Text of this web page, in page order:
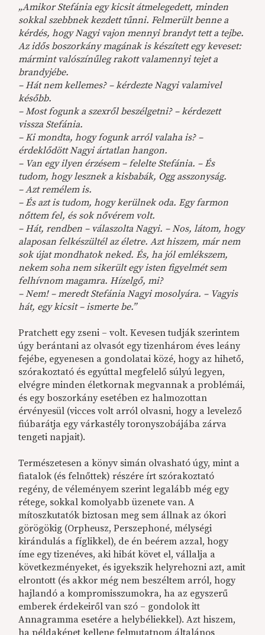
„Amikor Stefánia egy kicsit átmelegedett, minden
sokkal szebbnek kezdett tűnni. Felmerült benne a
kérdés, hogy Nagyi vajon mennyi brandyt tett a tejbe.
Az idős boszorkány magának is készített egy keveset:
mármint valószínűleg rakott valamennyi tejet a
brandyjébe.
– Hát nem kellemes? – kérdezte Nagyi valamivel
később.
– Most fogunk a szexről beszélgetni? – kérdezett
vissza Stefánia.
– Ki mondta, hogy fogunk arról valaha is? –
érdeklődött Nagyi ártatlan hangon.
– Van egy ilyen érzésem – felelte Stefánia. – És
tudom, hogy lesznek a kisbabák, Ogg asszonyság.
– Azt remélem is.
– És azt is tudom, hogy kerülnek oda. Egy farmon
nőttem fel, és sok nővérem volt.
– Hát, rendben – válaszolta Nagyi. – Nos, látom, hogy
alaposan felkészültél az életre. Azt hiszem, már nem
sok újat mondhatok neked. És, ha jól emlékszem,
nekem soha nem sikerült egy isten figyelmét sem
felhívnom magamra. Hízelgő, mi?
– Nem! – meredt Stefánia Nagyi mosolyára. – Vagyis
hát, egy kicsit – ismerte be.”
Pratchett egy zseni – volt. Kevesen tudják szerintem
úgy berántani az olvasót egy tizenhárom éves leány
fejébe, egyenesen a gondolatai közé, hogy az hihető,
szórakoztató és egyúttal megfelelő súlyú legyen,
elvégre minden életkornak megvannak a problémái,
és egy boszorkány esetében ez halmozottan
érvényesül (vicces volt arról olvasni, hogy a levelező
fiúbarátja egy várkastély toronyszobájába zárva
tengeti napjait).
Természetesen a könyv simán olvasható úgy, mint a
fiatalok (és felnőttek) részére írt szórakoztató
regény, de véleményem szerint legalább még egy
rétege, sokkal komolyabb üzenete van. A
mítoszkutatók biztosan meg sem állnak az ókori
görögökig (Orpheusz, Perszephoné, mélységi
kirándulás a fíglikkel), de én beérem azzal, hogy
íme egy tizenéves, aki hibát követ el, vállalja a
következményeket, és igyekszik helyrehozni azt, amit
elrontott (és akkor még nem beszéltem arról, hogy
hajlandó a kompromisszumokra, ha az egyszerű
emberek érdekeiről van szó – gondolok itt
Annagramma esetére a helybéliekkel). Azt hiszem,
ha példaképet kellene felmutatnom általános